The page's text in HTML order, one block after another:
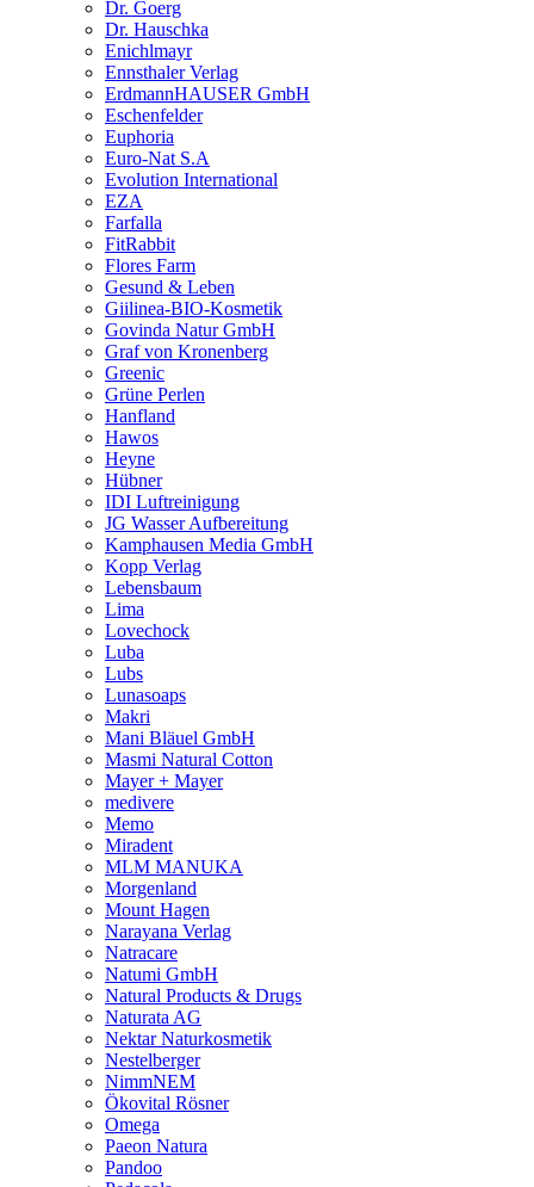
Dr. Goerg
Dr. Hauschka
Enichlmayr
Ennsthaler Verlag
ErdmannHAUSER GmbH
Eschenfelder
Euphoria
Euro-Nat S.A
Evolution International
EZA
Farfalla
FitRabbit
Flores Farm
Gesund & Leben
Giilinea-BIO-Kosmetik
Govinda Natur GmbH
Graf von Kronenberg
Greenic
Grüne Perlen
Hanfland
Hawos
Heyne
Hübner
IDI Luftreinigung
JG Wasser Aufbereitung
Kamphausen Media GmbH
Kopp Verlag
Lebensbaum
Lima
Lovechock
Luba
Lubs
Lunasoaps
Makri
Mani Bläuel GmbH
Masmi Natural Cotton
Mayer + Mayer
medivere
Memo
Miradent
MLM MANUKA
Morgenland
Mount Hagen
Narayana Verlag
Natracare
Natumi GmbH
Natural Products & Drugs
Naturata AG
Nektar Naturkosmetik
Nestelberger
NimmNEM
Ökovital Rösner
Omega
Paeon Natura
Pandoo